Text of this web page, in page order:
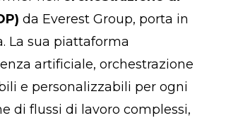
da Everest Group, porta in
La sua piattaforma
artificiale, orchestrazione
e personalizzabili per ogni
di flussi di lavoro complessi,